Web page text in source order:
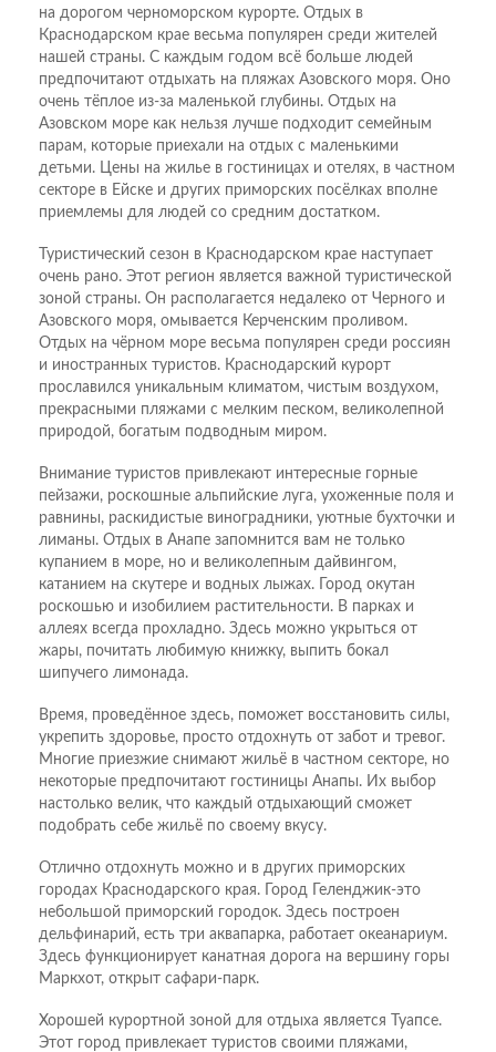
на дорогом черноморском курорте. Отдых в
Краснодарском крае весьма популярен среди жителей
нашей страны. С каждым годом всё больше людей
предпочитают отдыхать на пляжах Азовского моря. Оно
очень тёплое из-за маленькой глубины. Отдых на
Азовском море как нельзя лучше подходит семейным
парам, которые приехали на отдых с маленькими
детьми. Цены на жилье в гостиницах и отелях, в частном
секторе в Ейске и других приморских посёлках вполне
приемлемы для людей со средним достатком.
Туристический сезон в Краснодарском крае наступает
очень рано. Этот регион является важной туристической
зоной страны. Он располагается недалеко от Черного и
Азовского моря, омывается Керченским проливом.
Отдых на чёрном море весьма популярен среди россиян
и иностранных туристов. Краснодарский курорт
прославился уникальным климатом, чистым воздухом,
прекрасными пляжами с мелким песком, великолепной
природой, богатым подводным миром.
Внимание туристов привлекают интересные горные
пейзажи, роскошные альпийские луга, ухоженные поля и
равнины, раскидистые виноградники, уютные бухточки и
лиманы. Отдых в Анапе запомнится вам не только
купанием в море, но и великолепным дайвингом,
катанием на скутере и водных лыжах. Город окутан
роскошью и изобилием растительности. В парках и
аллеях всегда прохладно. Здесь можно укрыться от
жары, почитать любимую книжку, выпить бокал
шипучего лимонада.
Время, проведённое здесь, поможет восстановить силы,
укрепить здоровье, просто отдохнуть от забот и тревог.
Многие приезжие снимают жильё в частном секторе, но
некоторые предпочитают гостиницы Анапы. Их выбор
настолько велик, что каждый отдыхающий сможет
подобрать себе жильё по своему вкусу.
Отлично отдохнуть можно и в других приморских
городах Краснодарского края. Город Геленджик-это
небольшой приморский городок. Здесь построен
дельфинарий, есть три аквапарка, работает океанариум.
Здесь функционирует канатная дорога на вершину горы
Маркхот, открыт сафари-парк.
Хорошей курортной зоной для отдыха является Туапсе.
Этот город привлекает туристов своими пляжами,